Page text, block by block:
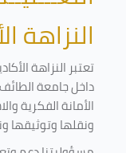
النزاهة
تعتبر النزاهة
داخل جامعة
الأمانة الفكرية
ونقلها وتوثيقها